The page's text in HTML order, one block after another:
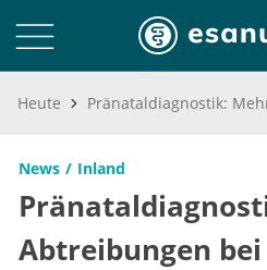
Heute
News Inland
Abtreibungen